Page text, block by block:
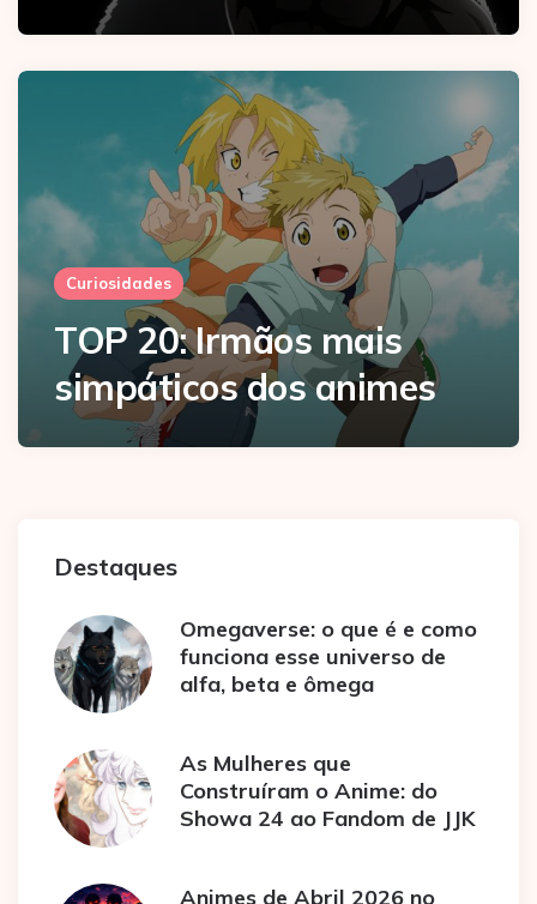
Curiosidades
TOP 20: Irmãos mais
simpáticos dos animes
Destaques
Omegaverse: o que é e como
funciona esse universo de
alfa, beta e ômega
As Mulheres que
Construíram o Anime: do
Showa 24 ao Fandom de JJK
Animes de Abril 2026 no